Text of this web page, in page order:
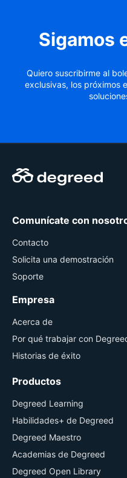
Sigamos
Quiero suscribirme al
exclusivas, los próximos
Comunícate con
Contacto
Solicita una demostración
Soporte
Empresa
Acerca de
Por qué trabajar con
Historias de éxito
Productos
Degreed Learning
Habilidades+ de Degreed
Degreed Maestro
Academias de Degreed
Degreed Open Library